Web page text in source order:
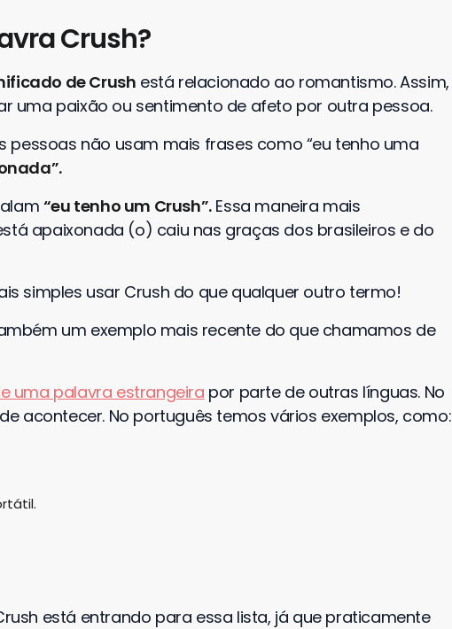
Crush?
de Crush está relacionado ao romantismo. Assim,
uma paixão ou sentimento de afeto por outra pessoa.
pessoas não usam mais frases como “eu tenho uma
“eu tenho um Crush”.Essa maneira mais
apaixonada (o) caiu nas graças dos brasileiros e do
simples usar Crush do que qualquer outro termo!
um exemplo mais recente do que chamamos de
uma palavra estrangeira por parte de outras línguas. No
acontecer. No português temos vários exemplos, como:
está entrando para essa lista, já que praticamente